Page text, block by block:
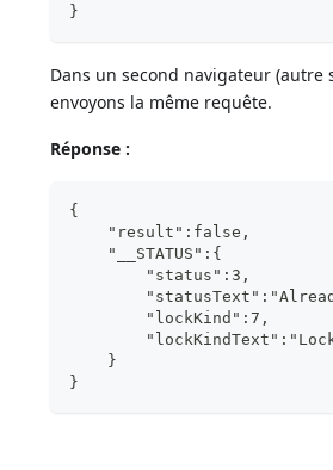
}
Dans un second navigateur (autre
envoyons la même requête.
Réponse :
{
    "result":false,
    "__STATUS":{
        "status":3,
        "lockKind":7,
    }
}